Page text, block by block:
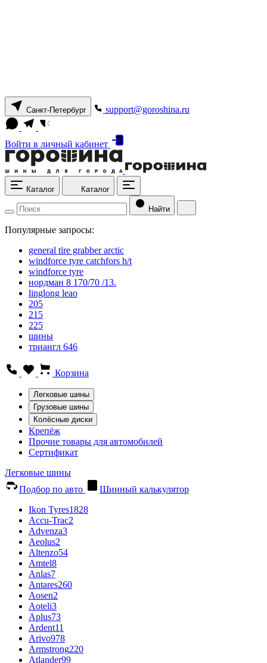
Санкт-Петербург support@goroshina.ru
Войти в личный кабинет
Каталог Каталог
Найти
Популярные запросы:
general tire grabber arctic
windforce tyre catchfors h/t
windforce tyre
нордман 8 170/70 /13.
linglong leao
205
215
225
шины
триангл 646
Корзина
Легковые шины
Грузовые шины
Колёсные диски
Крепёж
Прочие товары для автомобилей
Сертификат
Легковые шины
Подбор по авто
Шинный калькулятор
Ikon Tyres1828
Accu-Trac2
Advenza3
Aeolus2
Altenzo54
Amtel8
Anlas7
Antares260
Aosen2
Aoteli3
Aplus73
Ardent11
Arivo978
Armstrong220
Atlander99